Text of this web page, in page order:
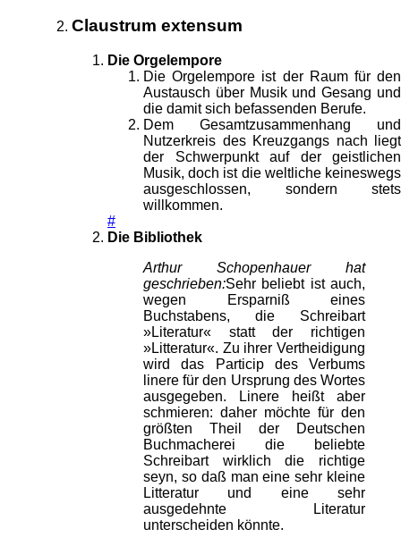
Claustrum extensum
Die Orgelempore
Die Orgelempore ist der Raum für den
Austausch über Musik und Gesang und
die damit sich befassenden Berufe.
Dem Gesamtzusammenhang und
Nutzerkreis des Kreuzgangs nach liegt
der Schwerpunkt auf der geistlichen
Musik, doch ist die weltliche keineswegs
ausgeschlossen, sondern stets
willkommen.
#
Die Bibliothek
Arthur Schopenhauer hat
geschrieben:Sehr beliebt ist auch,
wegen Ersparniß eines
Buchstabens, die Schreibart
»Literatur« statt der richtigen
»Litteratur«. Zu ihrer Vertheidigung
wird das Particip des Verbums
linere für den Ursprung des Wortes
ausgegeben. Linere heißt aber
schmieren: daher möchte für den
größten Theil der Deutschen
Buchmacherei die beliebte
Schreibart wirklich die richtige
seyn, so daß man eine sehr kleine
Litteratur und eine sehr
ausgedehnte Literatur
unterscheiden könnte.